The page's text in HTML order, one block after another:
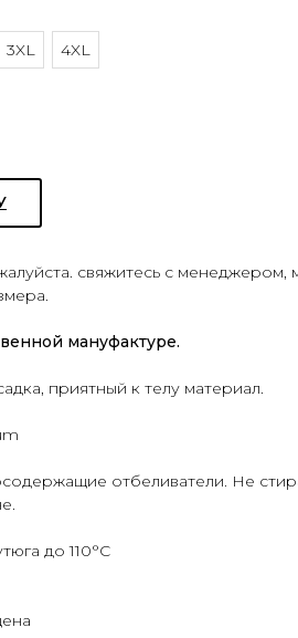
3XL 4XL
свяжитесь с менеджером,
мануфактуре.
приятный к телу материал.
отбеливатели. Не
до 110°C